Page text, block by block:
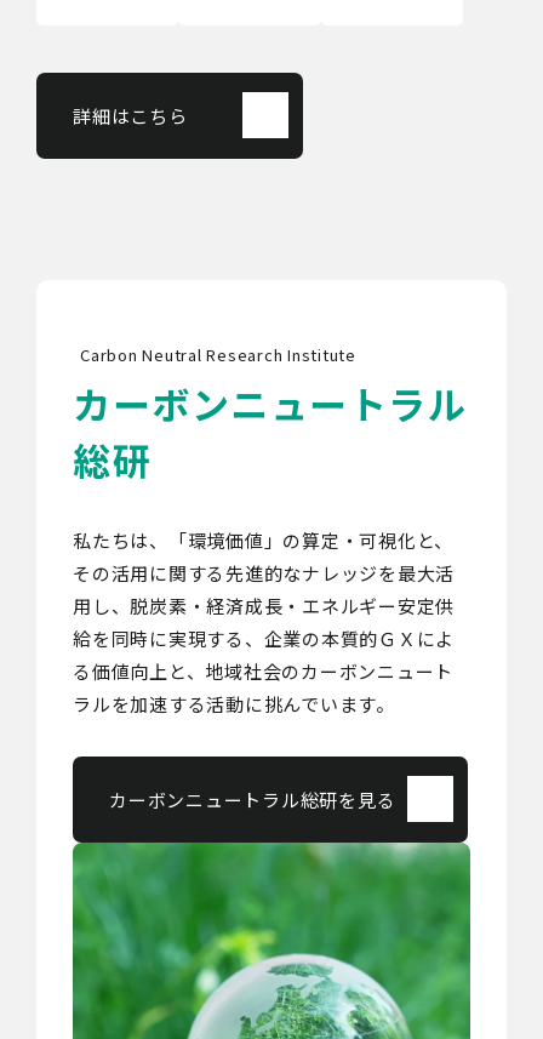
詳細はこちら
Carbon Neutral Research Institute
カーボンニュートラル
総研
私たちは、「環境価値」の算定・可視化と、
その活用に関する先進的なナレッジを最大活
用し、脱炭素・経済成長・エネルギー安定供
給を同時に実現する、企業の本質的ＧＸによ
る価値向上と、地域社会のカーボンニュート
ラルを加速する活動に挑んでいます。
カーボンニュートラル総研を見る